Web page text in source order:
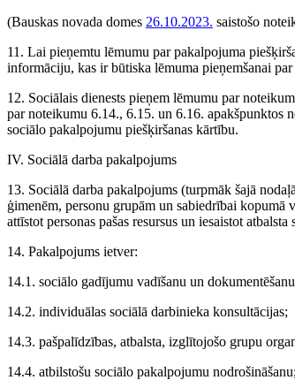
(Bauskas novada domes 26.10.2023. saistošo
11. Lai pieņemtu lēmumu par pakalpojuma
informāciju, kas ir būtiska lēmuma pieņemšanai
12. Sociālais dienests pieņem lēmumu par
par noteikumu 6.14., 6.15. un 6.16. apakšpunktos
sociālo pakalpojumu piešķiršanas kārtību.
IV. Sociālā darba pakalpojums
13. Sociālā darba pakalpojums (turpmāk šajā
ģimenēm, personu grupām un sabiedrībai kopumā
attīstot personas pašas resursus un iesaistot atbalsta
14. Pakalpojums ietver:
14.1. sociālo gadījumu vadīšanu un
14.2. individuālas sociālā darbinieka konsultācijas;
14.3. pašpalīdzības, atbalsta, izglītojošo grupu
14.4. atbilstošu sociālo pakalpojumu nodrošināšanu;